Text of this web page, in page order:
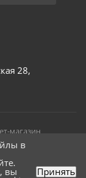
28,
магазин
в
вы Принять